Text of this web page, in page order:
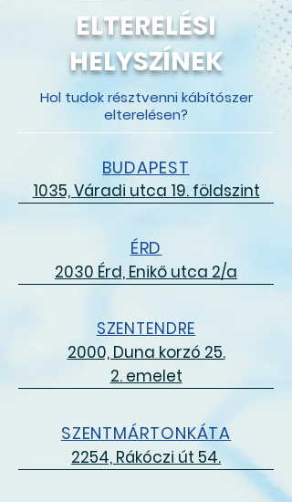
ELTERELÉSI
HELYSZÍNEK
BUDAPEST
1035, Váradi utca 19. földszint
Hol tudok résztvenni kábítószer
elterelésen?
ÉRD
2030 Érd, Enikő utca 2/a
SZENTENDRE
2000, Duna korzó 25.
2. emelet
SZENTMÁRTONKÁTA
2254, Rákóczi út 54.